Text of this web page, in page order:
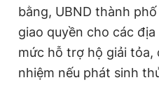
bằng, UBND thành
giao quyền cho các
mức hỗ trợ hộ giải tỏa,
nhiệm nếu phát sinh